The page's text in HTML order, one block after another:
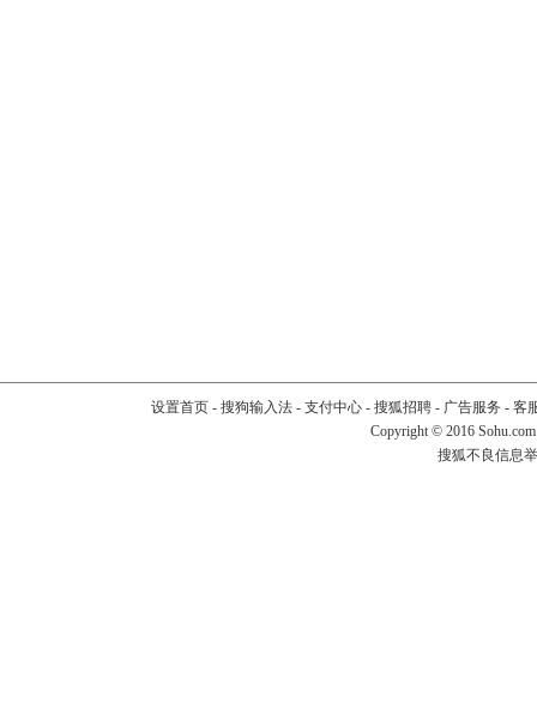
设置首页- 搜狗输入法- 支付中心- 搜狐招聘- 广告服务 - 客
Copyright © 2016
搜狐不良信息